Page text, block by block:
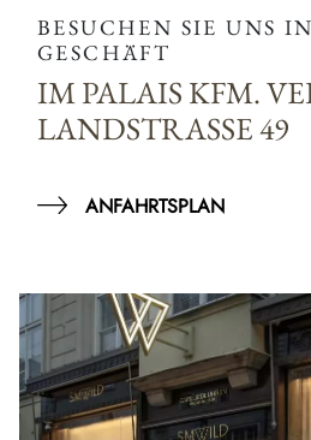
BESUCHEN SIE UNS
GESCHÄFT
IM PALAIS KFM.
LANDSTRASSE 49
ANFAHRTSPLAN